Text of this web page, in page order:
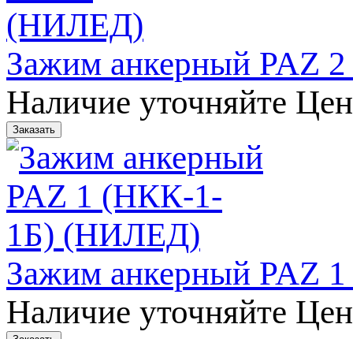
Зажим анкерный PAZ
Наличие уточняйте
Зажим анкерный
Наличие уточняйте